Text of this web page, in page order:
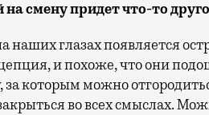
смену придет что-то
наших глазах появляется
и похоже, что они
за которым можно
во всех смыслах.